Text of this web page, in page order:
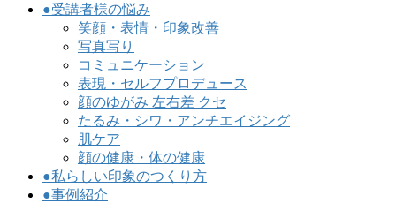
●受講者様の悩み
笑顔・表情・印象改善
写真写り
コミュニケーション
表現・セルフプロデュース
顔のゆがみ 左右差 クセ
たるみ・シワ・アンチエイジング
肌ケア
顔の健康・体の健康
●私らしい印象のつくり方
●事例紹介